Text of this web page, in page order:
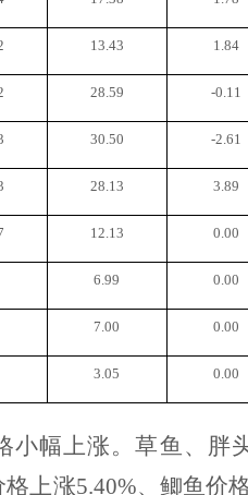
13.43 1.84
28.59 -0.11
30.50 -2.61
28.13 3.89
12.13 0.00
6.99 0.00
7.00 0.00
3.05 0.00
小幅上涨。草鱼、胖
上涨5.40%、鲫鱼价